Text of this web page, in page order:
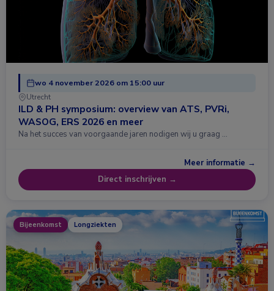
wo 4 november 2026 om 15:00 uur
Utrecht
ILD & PH symposium: overview van ATS, PVRi,
WASOG, ERS 2026 en meer
Na het succes van voorgaande jaren nodigen wij u graag …
Meer informatie →
Direct inschrijven →
Bijeenkomst Longziekten